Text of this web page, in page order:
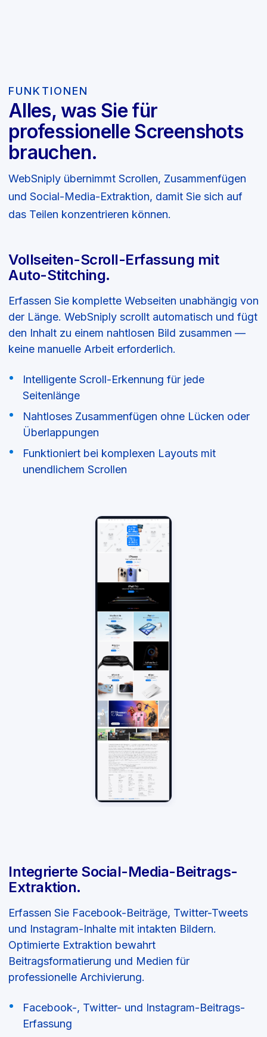
FUNKTIONEN
Alles, was Sie für
professionelle Screenshots
brauchen.
WebSniply übernimmt Scrollen, Zusammenfügen
und Social-Media-Extraktion, damit Sie sich auf
das Teilen konzentrieren können.
Vollseiten-Scroll-Erfassung mit
Auto-Stitching.
Erfassen Sie komplette Webseiten unabhängig von
der Länge. WebSniply scrollt automatisch und fügt
den Inhalt zu einem nahtlosen Bild zusammen —
keine manuelle Arbeit erforderlich.
Intelligente Scroll-Erkennung für jede
Seitenlänge
Nahtloses Zusammenfügen ohne Lücken oder
Überlappungen
Funktioniert bei komplexen Layouts mit
unendlichem Scrollen
Integrierte Social-Media-Beitrags-
Extraktion.
Erfassen Sie Facebook-Beiträge, Twitter-Tweets
und Instagram-Inhalte mit intakten Bildern.
Optimierte Extraktion bewahrt
Beitragsformatierung und Medien für
professionelle Archivierung.
Facebook-, Twitter- und Instagram-Beitrags-
Erfassung